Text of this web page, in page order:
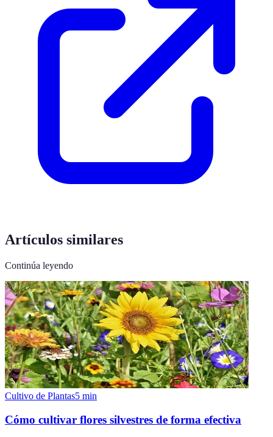
Artículos similares
Continúa leyendo
Cultivo de Plantas5 min
Cómo cultivar flores silvestres de forma efectiva